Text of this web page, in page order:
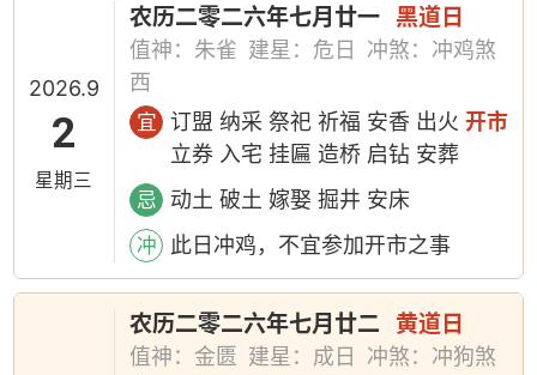
2026.9
2
星期三
农历二零二六年七月廿一 黑道日
值神：朱雀 建星：危日
冲煞：冲鸡煞
西
宜 订盟 纳采 祭祀 祈福 安香 出火开市
立券 入宅 挂匾 造桥 启钻 安葬
忌 动土 破土 嫁娶 掘井 安床
冲 此日冲鸡，不宜参加开市之事
农历二零二六年七月廿二 黄道日
值神：金匮 建星：成日
冲煞：冲狗煞